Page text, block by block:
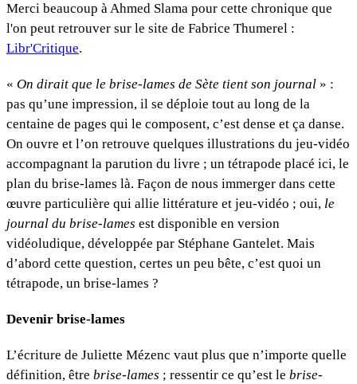
Merci beaucoup à Ahmed Slama pour cette chronique que
l'on peut retrouver sur le site de Fabrice Thumerel :
Libr'Critique.
« On dirait que le brise-lames de Sète tient son journal » :
pas qu’une impression, il se déploie tout au long de la
centaine de pages qui le composent, c’est dense et ça danse.
On ouvre et l’on retrouve quelques illustrations du jeu-vidéo
accompagnant la parution du livre ; un tétrapode placé ici, le
plan du brise-lames là. Façon de nous immerger dans cette
œuvre particulière qui allie littérature et jeu-vidéo ; oui, le
journal du brise-lames est disponible en version
vidéoludique, développée par Stéphane Gantelet. Mais
d’abord cette question, certes un peu bête, c’est quoi un
tétrapode, un brise-lames ?
Devenir brise-lames
L’écriture de Juliette Mézenc vaut plus que n’importe quelle
définition, être brise-lames ; ressentir ce qu’est le brise-